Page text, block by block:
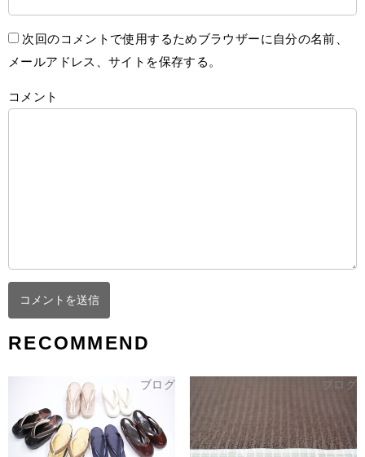
次回のコメントで使用するためブラウザーに自分の名前、
メールアドレス、サイトを保存する。
コメント
RECOMMEND
ブログ ブログ